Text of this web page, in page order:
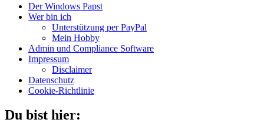
Der Windows Papst
Wer bin ich
Unterstützung per PayPal
Mein Hobby
Admin und Compliance Software
Impressum
Disclaimer
Datenschutz
Cookie-Richtlinie
Du bist hier: